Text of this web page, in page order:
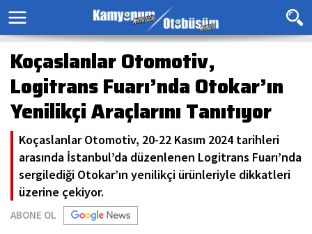
Koçaslanlar Otomotiv,
Logitrans Fuarı’nda Otokar’ın
Yenilikçi Araçlarını Tanıtıyor
Koçaslanlar Otomotiv, 20-22 Kasım 2024 tarihleri
arasında İstanbul’da düzenlenen Logitrans Fuarı’nda
sergilediği Otokar’ın yenilikçi ürünleriyle dikkatleri
üzerine çekiyor.
ABONE OL